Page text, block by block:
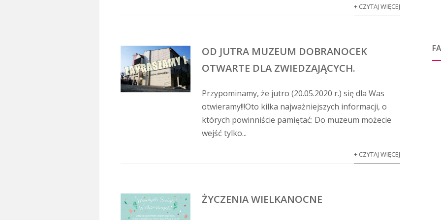
+ CZYTAJ WIĘCEJ
OD JUTRA MUZEUM DOBRANOCEK
OTWARTE DLA ZWIEDZAJĄCYCH.
Przypominamy, że jutro (20.05.2020 r.) się dla Was
otwieramy!!!Oto kilka najważniejszych informacji, o
których powinniście pamiętać: Do muzeum możecie
wejść tylko...
+ CZYTAJ WIĘCEJ
ŻYCZENIA WIELKANOCNE